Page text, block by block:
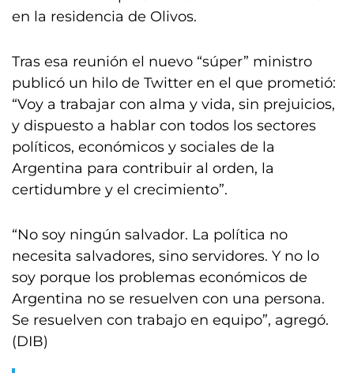
en la residencia de Olivos.
Tras esa reunión el nuevo “súper” ministro
publicó un hilo de Twitter en el que prometió:
“Voy a trabajar con alma y vida, sin prejuicios,
y dispuesto a hablar con todos los sectores
políticos, económicos y sociales de la
Argentina para contribuir al orden, la
certidumbre y el crecimiento”.
“No soy ningún salvador. La política no
necesita salvadores, sino servidores. Y no lo
soy porque los problemas económicos de
Argentina no se resuelven con una persona.
Se resuelven con trabajo en equipo”, agregó.
(DIB)